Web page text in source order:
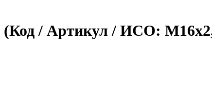
(Код / Артикул / ИСО: